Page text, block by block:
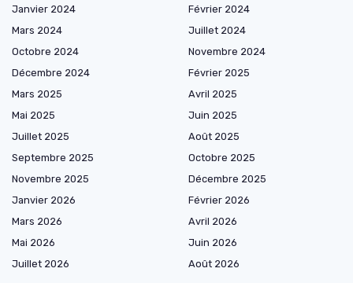
Janvier 2024
Février 2024
Mars 2024
Juillet 2024
Octobre 2024
Novembre 2024
Décembre 2024
Février 2025
Mars 2025
Avril 2025
Mai 2025
Juin 2025
Juillet 2025
Août 2025
Septembre 2025
Octobre 2025
Novembre 2025
Décembre 2025
Janvier 2026
Février 2026
Mars 2026
Avril 2026
Mai 2026
Juin 2026
Juillet 2026
Août 2026